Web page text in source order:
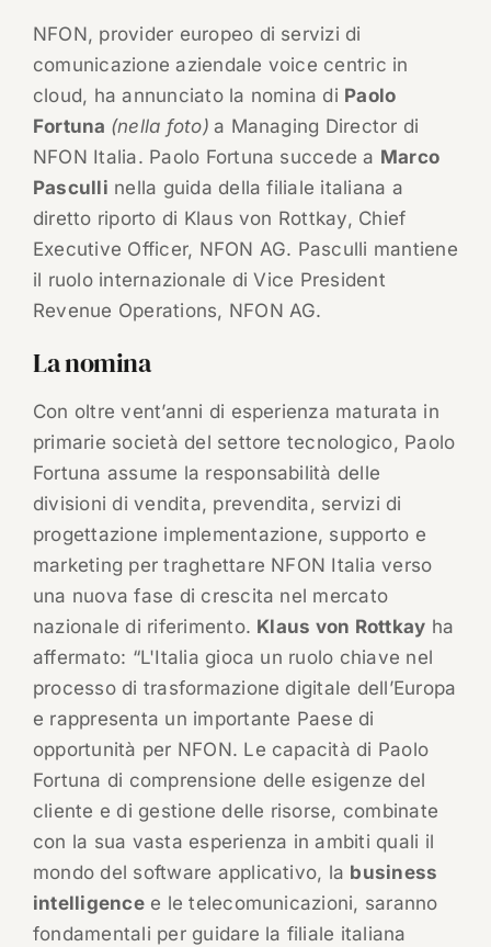
NFON, provider europeo di servizi di
comunicazione aziendale voice centric in
cloud, ha annunciato la nomina di Paolo
Fortuna (nella foto) a Managing Director di
NFON Italia. Paolo Fortuna succede a Marco
Pasculli nella guida della filiale italiana a
diretto riporto di Klaus von Rottkay, Chief
Executive Officer, NFON AG. Pasculli mantiene
il ruolo internazionale di Vice President
Revenue Operations, NFON AG.
La nomina
Con oltre vent’anni di esperienza maturata in
primarie società del settore tecnologico, Paolo
Fortuna assume la responsabilità delle
divisioni di vendita, prevendita, servizi di
progettazione implementazione, supporto e
marketing per traghettare NFON Italia verso
una nuova fase di crescita nel mercato
nazionale di riferimento. Klaus von Rottkay ha
affermato: “L'Italia gioca un ruolo chiave nel
processo di trasformazione digitale dell’Europa
e rappresenta un importante Paese di
opportunità per NFON. Le capacità di Paolo
Fortuna di comprensione delle esigenze del
cliente e di gestione delle risorse, combinate
con la sua vasta esperienza in ambiti quali il
mondo del software applicativo, la business
intelligencee le telecomunicazioni, saranno
fondamentali per guidare la filiale italiana